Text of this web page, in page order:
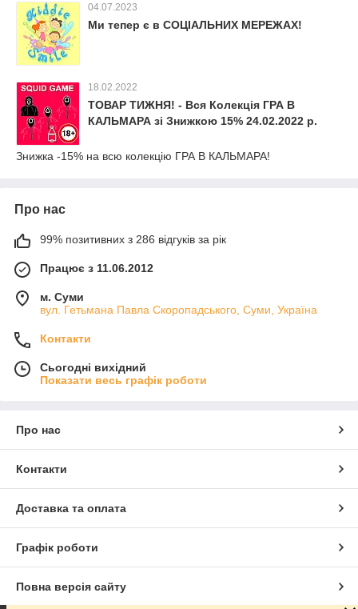
04.07.2023
Ми тепер є в СОЦІАЛЬНИХ МЕРЕЖАХ!
18.02.2022
ТОВАР ТИЖНЯ! - Вся Колекція ГРА В
КАЛЬМАРА зі Знижкою 15% 24.02.2022 р.
Знижка -15% на всю колекцію ГРА В КАЛЬМАРА!
Про нас
99% позитивних з 286 відгуків за рік
Працює з 11.06.2012
м. Суми
вул. Гетьмана Павла Скоропадського, Суми, Україна
Контакти
Сьогодні вихідний
Показати весь графік роботи
Про нас
Контакти
Доставка та оплата
Графік роботи
Повна версія сайту